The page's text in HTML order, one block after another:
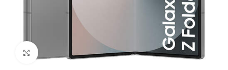
Click to enlarge